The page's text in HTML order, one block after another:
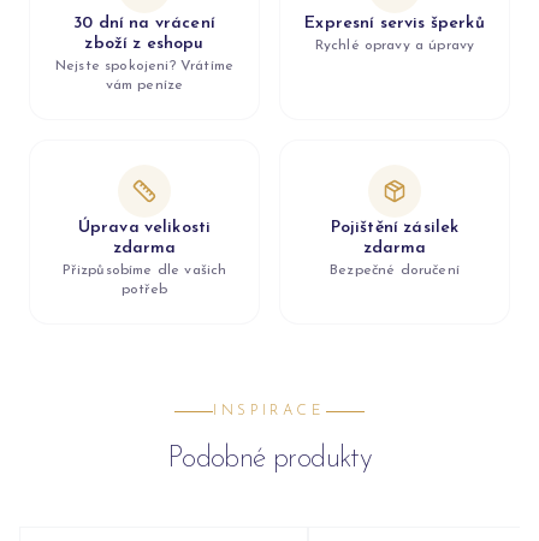
30 dní na vrácení
zboží z eshopu
Nejste spokojeni? Vrátíme
vám peníze
Expresní servis šperků
Rychlé opravy a úpravy
Úprava velikosti
zdarma
Přizpůsobíme dle vašich
potřeb
Pojištění zásilek
zdarma
Bezpečné doručení
INSPIRACE
Podobné produkty